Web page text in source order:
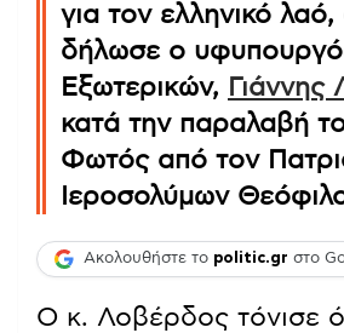
για τον ελληνικό
δήλωσε ο
Εξωτερικών,
κατά την παραλαβή
Φωτός από τον
Ιεροσολύμων
Ακολουθήστε το politic.gr στο
Ο κ. Λοβέρδος τόνισε